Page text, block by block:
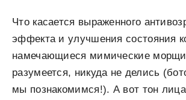
Что касается выраженного
эффекта и улучшения состояния
намечающиеся мимические
разумеется, никуда не делись
мы познакомимся!). А вот тон